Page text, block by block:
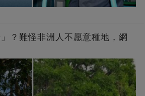
？難怪非洲人不愿意種地，網